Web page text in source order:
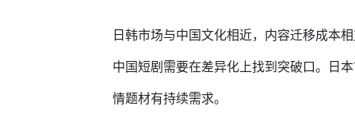
日韩市场与中国文化相近，内容迁移成本
中国短剧需要在差异化上找到突破口。日
情题材有持续需求。